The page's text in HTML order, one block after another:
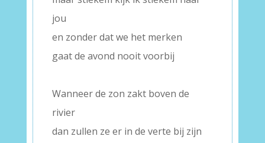
jou
en zonder dat we het merken
gaat de avond nooit voorbij
Wanneer de zon zakt boven de
rivier
dan zullen ze er in de verte bij zijn